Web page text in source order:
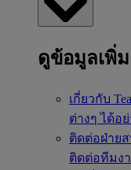
ดูข้อมูลเพิ่ม
เกี่ยวกับ
ต่างๆ ได้อ
ติดต่อฝ่าย
ติดต่อทีมง